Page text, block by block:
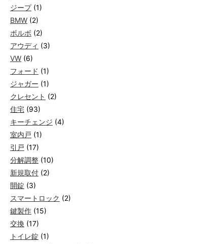
ジープ(1)
BMW (2)
ボルボ (2)
アウディ (3)
VW (6)
フォード (1)
ジャガー (1)
クレセント (2)
住宅 (93)
キーチェンジ (4)
室内戸 (1)
引戸 (17)
分解調整 (10)
新規取付 (2)
開錠 (3)
スマートロック (2)
鍵製作 (15)
交換 (17)
トイレ錠 (1)